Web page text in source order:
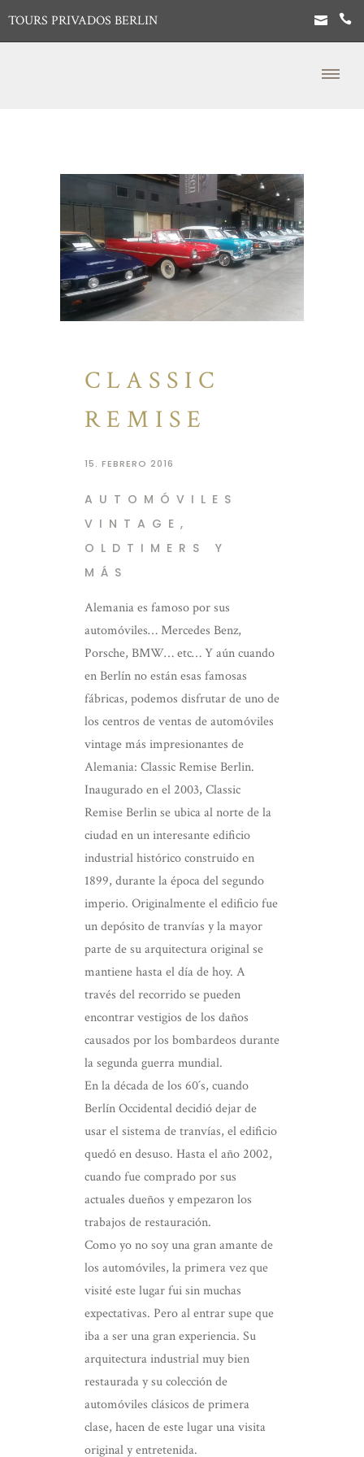
TOURS PRIVADOS BERLIN
CLASSIC
REMISE
15. FEBRERO 2016
AUTOMÓVILES
VINTAGE,
OLDTIMERS Y
MÁS
Alemania es famoso por sus
automóviles… Mercedes Benz,
Porsche, BMW… etc… Y aún cuando
en Berlín no están esas famosas
fábricas, podemos disfrutar de uno de
los centros de ventas de automóviles
vintage más impresionantes de
Alemania: Classic Remise Berlin.
Inaugurado en el 2003, Classic
Remise Berlin se ubica al norte de la
ciudad en un interesante edificio
industrial histórico construido en
1899, durante la época del segundo
imperio. Originalmente el edificio fue
un depósito de tranvías y la mayor
parte de su arquitectura original se
mantiene hasta el día de hoy. A
través del recorrido se pueden
encontrar vestigios de los daños
causados por los bombardeos durante
la segunda guerra mundial.
En la década de los 60´s, cuando
Berlín Occidental decidió dejar de
usar el sistema de tranvías, el edificio
quedó en desuso. Hasta el año 2002,
cuando fue comprado por sus
actuales dueños y empezaron los
trabajos de restauración.
Como yo no soy una gran amante de
los automóviles, la primera vez que
visité este lugar fui sin muchas
expectativas. Pero al entrar supe que
iba a ser una gran experiencia. Su
arquitectura industrial muy bien
restaurada y su colección de
automóviles clásicos de primera
clase, hacen de este lugar una visita
original y entretenida.